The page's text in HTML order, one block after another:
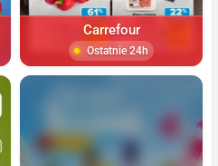
Carrefour
Ostatnie 24h